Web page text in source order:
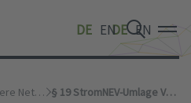
DE EN
DE EN
DE EN
Übersicht Aufschlag für besondere Netznutzung § 19 StromNEV-Umlage Vorjahre